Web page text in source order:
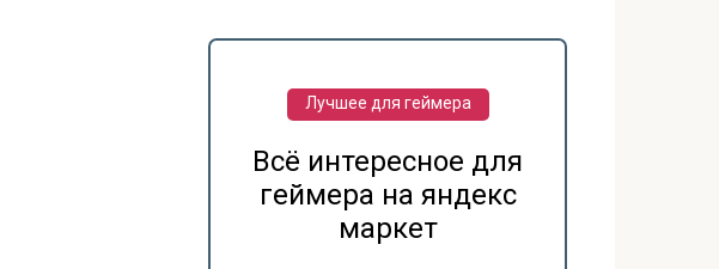
Лучшее для геймера
Всё интересное для
геймера на яндекс
маркет